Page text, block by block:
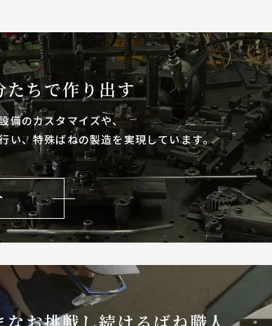
たちで作り出す
備のカスタマイズや、
い、特殊ばねの製造を実現しています。